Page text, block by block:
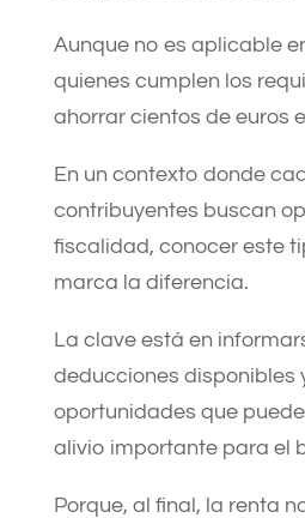
Aunque no es aplicable
quienes cumplen los
ahorrar cientos de euros
En un contexto donde
contribuyentes buscan
fiscalidad, conocer este
marca la diferencia.
La clave está en
deducciones disponibles
oportunidades que
alivio importante para el
Porque, al final, la renta